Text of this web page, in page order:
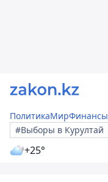
ПолитикаМирФинансы
#Выборы в Курултай
+25°